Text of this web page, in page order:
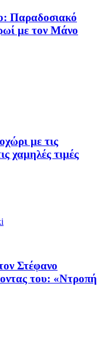
Παραδοσιακό
με τον Μάνο
με τις
χαμηλές τιμές
Στέφανο
του: «Ντροπή